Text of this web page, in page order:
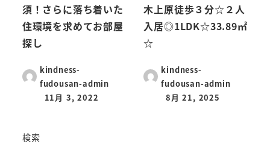
須！さらに落ち着いた
住環境を求めてお部屋
探し
kindness-
fudousan-admin
11月 3, 2022
木上原徒歩３分☆２人
入居◎1LDK☆33.89㎡
☆
kindness-
fudousan-admin
8月 21, 2025
検索